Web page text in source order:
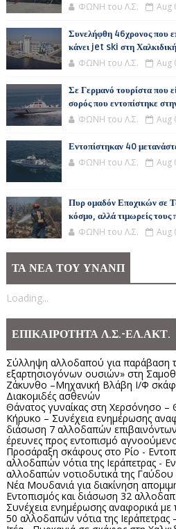
ΦΩΝΗ του Λ.Σ. Aug
Συνελήφθη 46χρονος που
κάνει jet ski στη Χαλκιδική
ΦΩΝΗ του Λ.Σ. Aug
Σε Γερμανό τουρίστα που
σορός που εντοπίστηκε
ΦΩΝΗ του Λ.Σ. Aug
Εντοπίστηκαν 40
ΦΩΝΗ του Λ.Σ. Aug
Πυρ ομαδόν Εποχικών σε
κόσμο, αλλά τιμωρείς τους
ΦΩΝΗ του Λ.Σ. Aug
ΤΑ ΝΕΑ ΤΟΥ ΥΝΑΝΠ
Loading...
ΕΠΙΚΑΙΡΟΤΗΤΑ Λ.Σ.-ΕΛ.ΑΚΤ.
Σύλληψη αλλοδαπού για παράβαση
εξαρτησιογόνων ουσιών» στη
Ζάκυνθο –Μηχανική Βλάβη Ι/Φ
Διακομιδές ασθενών
Θάνατος γυναίκας στη Χερσόνησο –
Κήρυκο – Συνέχεια ενημέρωσης
διάσωση 7 αλλοδαπών
έρευνες προς εντοπισμό
Προσάραξη σκάφους στο Ρίο -
αλλοδαπών νότια της Ιεράπετρας -
αλλοδαπών νοτιοδυτικά της
Νέα Μουδανιά για διακίνηση
Εντοπισμός και διάσωση 32 αλλοδαπ
Συνέχεια ενημέρωσης αναφορικά με
50 αλλοδαπών νότια της